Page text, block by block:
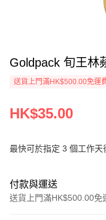
Goldpack 旬王林
送貨上門滿HK$500.00免運
HK$35.00
最快可於指定 3 個工作天
付款與運送
送貨上門滿HK$500.00免